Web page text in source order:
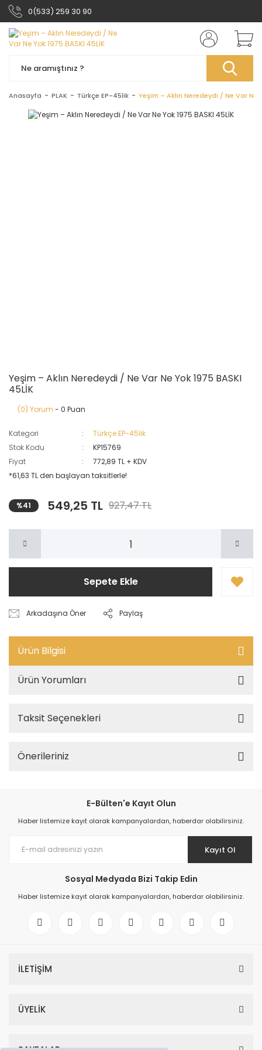
0(533) 259 30 90
Anasayfa PLAK Türkçe EP-45lik Yeşim – Aklın Neredeydi / Ne Var Ne
Yeşim – Aklın Neredeydi / Ne Var Ne Yok 1975 BASKI
45LİK
(0) Yorum - 0 Puan
Kategori
Türkçe EP-45lik
Stok Kodu
KP15769
Fiyat
772,89 TL + KDV
*61,63 TL den başlayan taksitlerle!
%41 549,25 TL 927,47 TL
Sepete Ekle
Arkadaşına Öner Paylaş
Ürün Bilgisi
Ürün Yorumları
Taksit Seçenekleri
Önerileriniz
E-Bülten'e Kayıt Olun
Haber listemize kayıt olarak kampanyalardan, haberdar olabilirsiniz.
Kayıt Ol
Sosyal Medyada Bizi Takip Edin
Haber listemize kayıt olarak kampanyalardan, haberdar olabilirsiniz.
İLETİŞİM
ÜYELİK